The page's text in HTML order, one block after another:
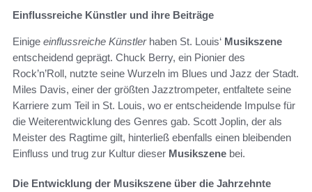
Einflussreiche Künstler und ihre Beiträge
Einige einflussreiche Künstlerhaben St. Louis‘ Musikszene
entscheidend geprägt. Chuck Berry, ein Pionier des
Rock’n’Roll, nutzte seine Wurzeln im Blues und Jazz der Stadt.
Miles Davis, einer der größten Jazztrompeter, entfaltete seine
Karriere zum Teil in St. Louis, wo er entscheidende Impulse für
die Weiterentwicklung des Genres gab. Scott Joplin, der als
Meister des Ragtime gilt, hinterließ ebenfalls einen bleibenden
Einfluss und trug zur Kultur dieser Musikszene bei.
Die Entwicklung der Musikszene über die Jahrzehnte